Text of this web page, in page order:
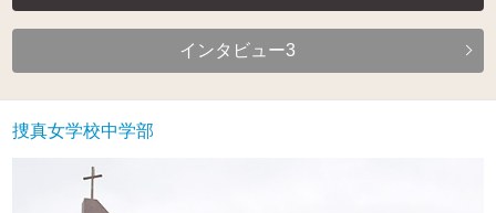
インタビュー3
捜真女学校中学部